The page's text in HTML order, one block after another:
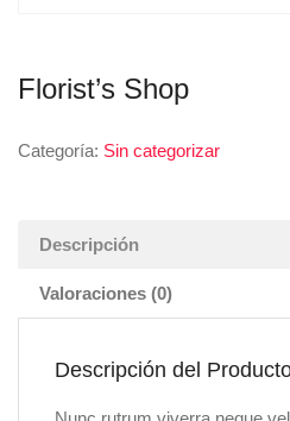
Florist’s Shop
Categoría: Sin categorizar
Descripción
Valoraciones (0)
Descripción del